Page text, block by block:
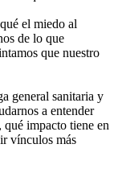
el miedo al
de lo que
que nuestro
general sanitaria y
a entender
qué impacto tiene en
vínculos más